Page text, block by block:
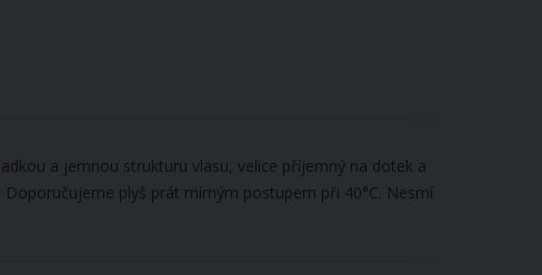
a jemnou strukturu vlasu, velice příjemný na dotek a
plyš prát mírným postupem při 40°C. Nesmí